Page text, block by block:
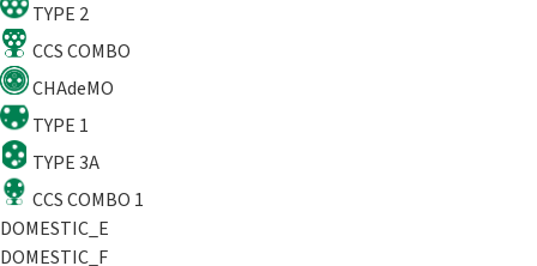
TYPE 2
CCS COMBO
CHAdeMO
TYPE 1
TYPE 3A
CCS COMBO 1
DOMESTIC_E
DOMESTIC_F